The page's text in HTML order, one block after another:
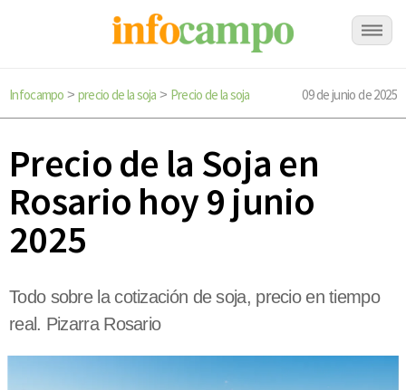
Infocampo > precio de la soja > Precio de la soja 09 de junio de 2025
Precio de la Soja en
Rosario hoy 9 junio
2025
Todo sobre la cotización de soja, precio en tiempo
real. Pizarra Rosario